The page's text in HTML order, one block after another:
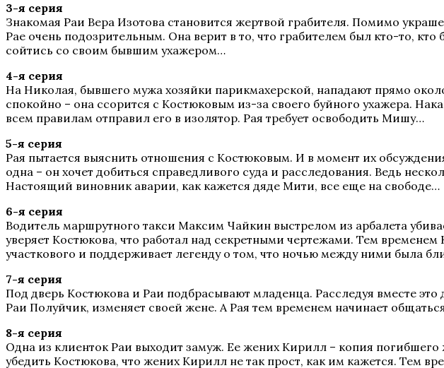
3-я серия
Знакомая Раи Вера Изотова становится жертвой грабителя. Помимо
Рае очень подозрительным. Она верит в то, что грабителем был кто-то,
сойтись со своим бывшим ухажером…
4-я серия
На Николая, бывшего мужа хозяйки парикмахерской, нападают прямо
спокойно – она ссорится с Костюковым из-за своего буйного ухажера.
всем правилам отправил его в изолятор. Рая требует освободить Мишу…
5-я серия
Рая пытается выяснить отношения с Костюковым. И в момент их
одна – он хочет добиться справедливого суда и расследования. Ведь
Настоящий виновник аварии, как кажется дяде Мити, все еще на свободе…
6-я серия
Водитель маршрутного такси Максим Чайкин выстрелом из арбалета
уверяет Костюкова, что работал над секретными чертежами. Тем
участкового и поддерживает легенду о том, что ночью между ними была
7-я серия
Под дверь Костюкова и Раи подбрасывают младенца. Расследуя вместе
Раи Полуйчик, изменяет своей жене. А Рая тем временем начинает
8-я серия
Одна из клиенток Раи выходит замуж. Ее жених Кирилл – копия
убедить Костюкова, что жених Кирилл не так прост, как им кажется. Тем